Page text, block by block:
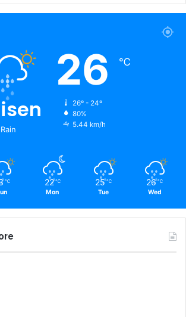
Rain
26 ℃
26º - 24º
80%
5.44 km/h
℃ 22 ℃
Mon
25 ℃
Tue
26 ℃
Wed